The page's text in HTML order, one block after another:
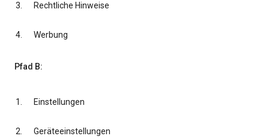
Rechtliche Hinweise
Werbung
Pfad B:
Einstellungen
Geräteeinstellungen